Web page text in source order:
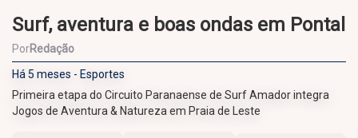
Surf, aventura e boas ondas em Pontal
PorRedação
Há 5 meses - Esportes
Primeira etapa do Circuito Paranaense de Surf Amador integra
Jogos de Aventura & Natureza em Praia de Leste